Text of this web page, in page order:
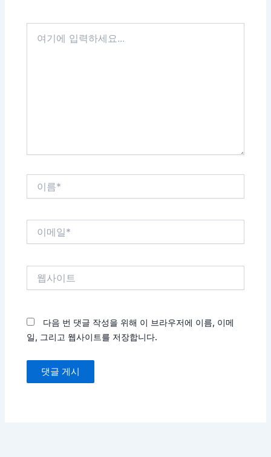
다음 번 댓글 작성을 위해 이 브라우저에 이름, 이메
일, 그리고 웹사이트를 저장합니다.